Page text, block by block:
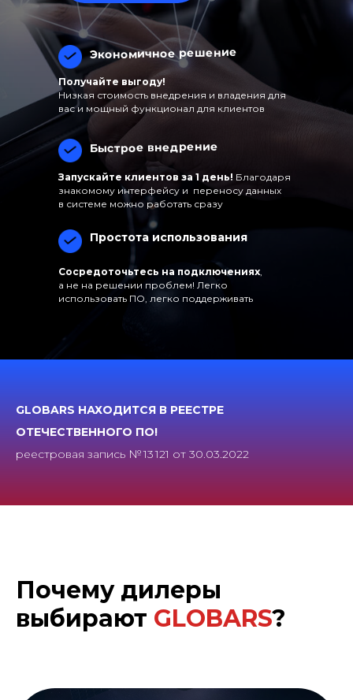
Получайте выгоду!
Низкая стоимость внедрения и владения для
вас и мощный функционал для клиентов
Запускайте клиентов за 1 день! Благодаря
знакомому интерфейсу и переносу данных
в системе можно работать сразу
Сосредоточьтесь на подключениях
а не на решении проблем! Легко
использовать ПО, легко поддерживать
Экономичное решение
Быстрое внедрение
Простота использования
GLOBARS НАХОДИТСЯ В РЕЕСТРЕ
ОТЕЧЕСТВЕННОГО ПО!
реестровая запись № 13 121 от 30.03.2022
Почему дилеры
выбирают GLOBARS?